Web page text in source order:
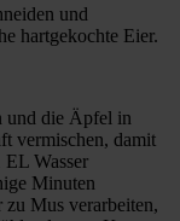
und
hartgekochte Eier.
und die Äpfel in
vermischen, damit
Wasser
Minuten
Mus verarbeiten,